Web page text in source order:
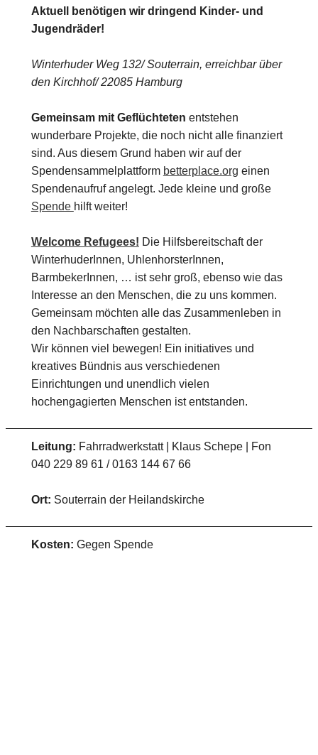
Aktuell benötigen wir dringend Kinder- und
Jugendräder!
Winterhuder Weg 132/ Souterrain, erreichbar über
den Kirchhof/ 22085 Hamburg
Gemeinsam mit Geflüchteten entstehen
wunderbare Projekte, die noch nicht alle finanziert
sind. Aus diesem Grund haben wir auf der
Spendensammelplattform betterplace.org einen
Spendenaufruf angelegt. Jede kleine und große
Spende hilft weiter!
Welcome Refugees! Die Hilfsbereitschaft der
WinterhuderInnen, UhlenhorsterInnen,
BarmbekerInnen, … ist sehr groß, ebenso wie das
Interesse an den Menschen, die zu uns kommen.
Gemeinsam möchten alle das Zusammenleben in
den Nachbarschaften gestalten.
Wir können viel bewegen! Ein initiatives und
kreatives Bündnis aus verschiedenen
Einrichtungen und unendlich vielen
hochengagierten Menschen ist entstanden.
Leitung: Fahrradwerkstatt | Klaus Schepe | Fon
040 229 89 61 / 0163 144 67 66
Ort: Souterrain der Heilandskirche
Kosten: Gegen Spende